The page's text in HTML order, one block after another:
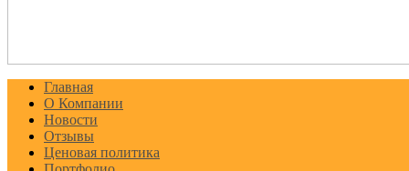
Главная
О Компании
Новости
Отзывы
Ценовая политика